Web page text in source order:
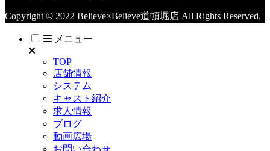
Copyright © 2022 Believe×Believe道頓堀店 All Rights Reserved.
メニュー
TOP
店舗情報
システム
キャスト紹介
求人情報
ブログ
動画広場
お問い合わせ